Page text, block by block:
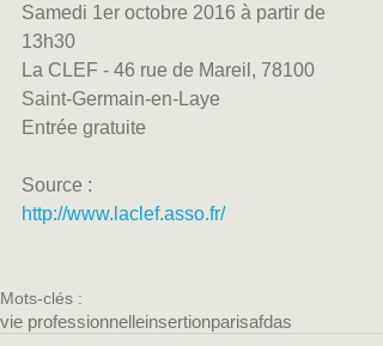
Samedi 1er octobre 2016 à partir de
13h30
La CLEF - 46 rue de Mareil, 78100
Saint-Germain-en-Laye
Entrée gratuite
Source :
http://www.laclef.asso.fr/
Mots-clés :
vie professionnelleinsertionparisafdas